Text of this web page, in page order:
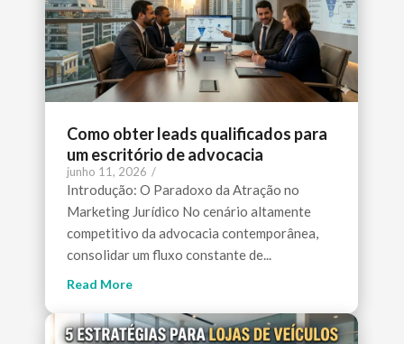
Como obter leads qualificados para
um escritório de advocacia
junho 11, 2026 /
Introdução: O Paradoxo da Atração no
Marketing Jurídico No cenário altamente
competitivo da advocacia contemporânea,
consolidar um fluxo constante de...
Read More